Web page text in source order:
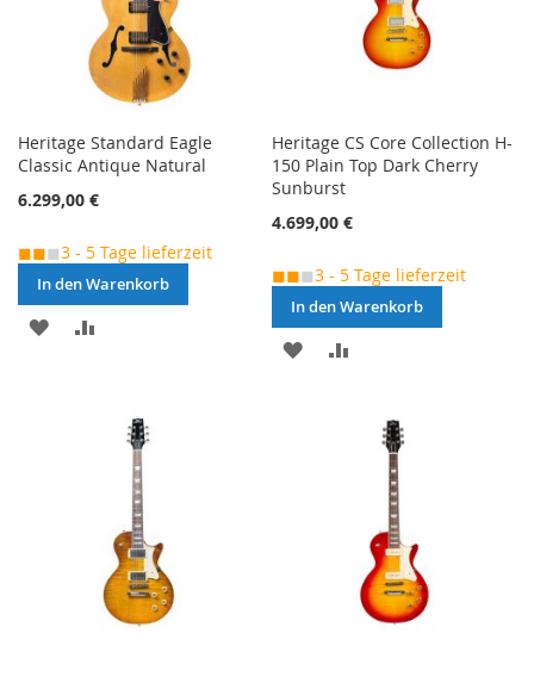
Heritage Standard Eagle
Classic Antique Natural
6.299,00 €
◼◼◼3 - 5 Tage lieferzeit
In den Warenkorb
MERKEN
Heritage CS Core Collection H-
150 Plain Top Dark Cherry
Sunburst
4.699,00 €
◼◼◼3 - 5 Tage lieferzeit
In den Warenkorb
MERKEN
HINZUFÜGEN